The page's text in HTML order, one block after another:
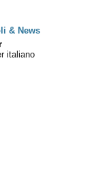
& News
italiano